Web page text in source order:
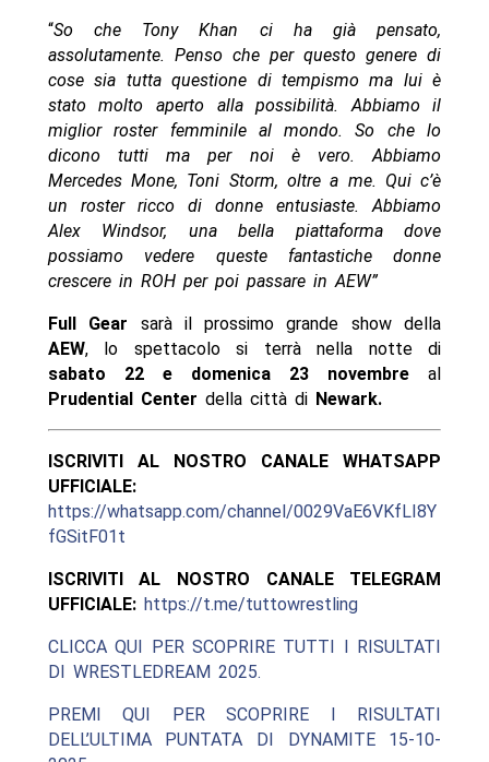
“So che Tony Khan ci ha già pensato,
assolutamente. Penso che per questo genere di
cose sia tutta questione di tempismo ma lui è
stato molto aperto alla possibilità. Abbiamo il
miglior roster femminile al mondo. So che lo
dicono tutti ma per noi è vero. Abbiamo
Mercedes Mone, Toni Storm, oltre a me. Qui c’è
un roster ricco di donne entusiaste. Abbiamo
Alex Windsor, una bella piattaforma dove
possiamo vedere queste fantastiche donne
crescere in ROH per poi passare in AEW”
Full Gear sarà il prossimo grande show della
AEW, lo spettacolo si terrà nella notte di
sabato 22 e domenica 23 novembreal
Prudential Center della città di Newark.
ISCRIVITI AL NOSTRO CANALE WHATSAPP
UFFICIALE:
https://whatsapp.com/channel/0029VaE6VKfLI8Y
fGSitF01t
ISCRIVITI AL NOSTRO CANALE TELEGRAM
UFFICIALE: https://t.me/tuttowrestling
CLICCA QUI PER SCOPRIRE TUTTI I RISULTATI
DI WRESTLEDREAM 2025.
PREMI QUI PER SCOPRIRE I RISULTATI
DELL’ULTIMA PUNTATA DI DYNAMITE 15-10-